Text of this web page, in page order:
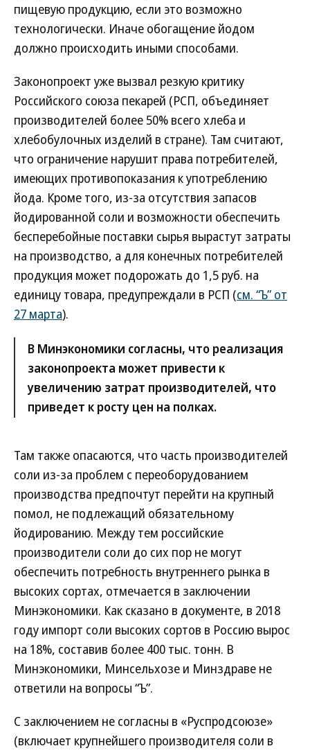
пищевую продукцию, если это возможно
технологически. Иначе обогащение йодом
должно происходить иными способами.
Законопроект уже вызвал резкую критику
Российского союза пекарей (РСП, объединяет
производителей более 50% всего хлеба и
хлебобулочных изделий в стране). Там считают,
что ограничение нарушит права потребителей,
имеющих противопоказания к употреблению
йода. Кроме того, из-за отсутствия запасов
йодированной соли и возможности обеспечить
бесперебойные поставки сырья вырастут затраты
на производство, а для конечных потребителей
продукция может подорожать до 1,5 руб. на
единицу товара, предупреждали в РСП (см. “Ъ” от
27 марта).
В Минэкономики согласны, что реализация
законопроекта может привести к
увеличению затрат производителей, что
приведет к росту цен на полках.
Там также опасаются, что часть производителей
соли из-за проблем с переоборудованием
производства предпочтут перейти на крупный
помол, не подлежащий обязательному
йодированию. Между тем российские
производители соли до сих пор не могут
обеспечить потребность внутреннего рынка в
высоких сортах, отмечается в заключении
Минэкономики. Как сказано в документе, в 2018
году импорт соли высоких сортов в Россию вырос
на 18%, составив более 400 тыс. тонн. В
Минэкономики, Минсельхозе и Минздраве не
ответили на вопросы “Ъ”.
С заключением не согласны в «Руспродсоюзе»
(включает крупнейшего производителя соли в